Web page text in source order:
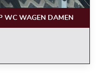
WC WAGEN DAMEN